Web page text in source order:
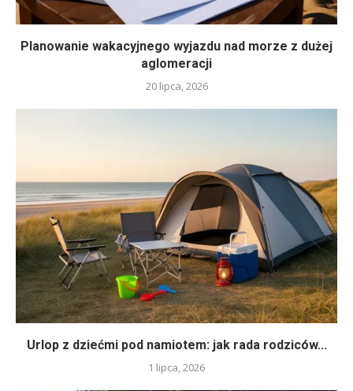
Planowanie wakacyjnego wyjazdu nad morze z dużej
aglomeracji
20 lipca, 2026
Urlop z dziećmi pod namiotem: jak rada rodziców...
1 lipca, 2026